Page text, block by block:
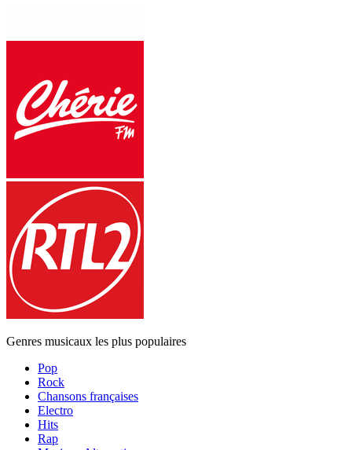
Genres musicaux les plus populaires
Pop
Rock
Chansons françaises
Electro
Hits
Rap